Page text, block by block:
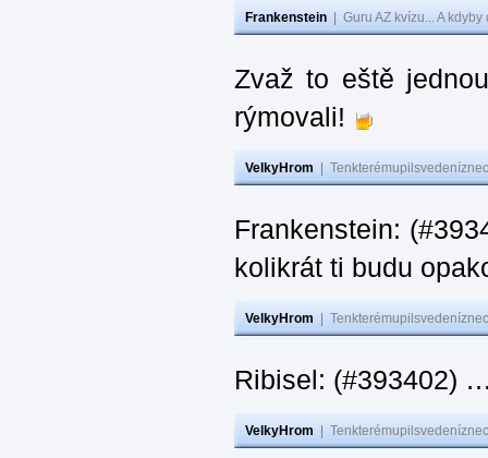
Frankenstein Guru AZ kvízu... A
Zvaž to eště
rýmovali!
VelkyHrom
Frankenstein:
kolikrát ti budu
VelkyHrom
Ribisel: (#393402)
VelkyHrom